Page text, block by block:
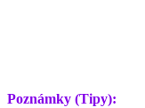
Poznámky (Tipy):